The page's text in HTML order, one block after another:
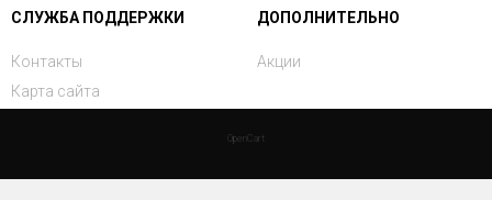
СЛУЖБА ПОДДЕРЖКИ
Контакты
Карта сайта
ДОПОЛНИТЕЛЬНО
Акции
OpenCart